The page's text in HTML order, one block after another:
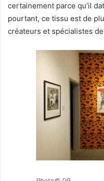
certainement parce qu’il
pourtant, ce tissu est de
créateurs et spécialistes